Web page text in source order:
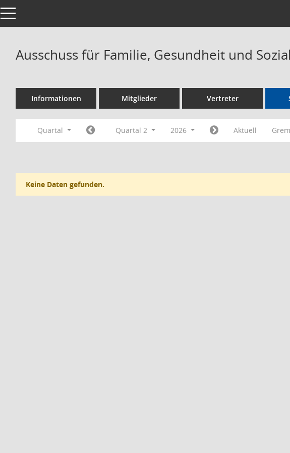
Toggle navigation
Ausschuss für Familie, Gesundheit und
Informationen Mitglieder Vertreter
Quartal Quartal 2 2026 Aktuell
Keine Daten gefunden.